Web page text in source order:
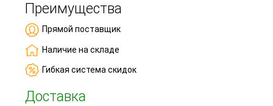
Преимущества
Прямой поставщик
Наличие на складе
Гибкая система скидок
Доставка